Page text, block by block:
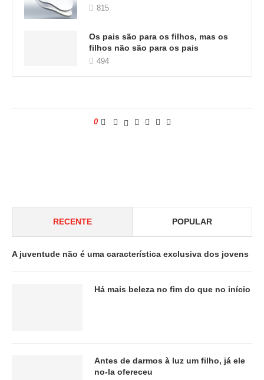
815
Os pais são para os filhos, mas os
filhos não são para os pais
494
0
RECENTE POPULAR
A juventude não é uma característica exclusiva dos jovens
Há mais beleza no fim do que no início
Antes de darmos à luz um filho, já ele
no-la ofereceu